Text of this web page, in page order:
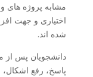
مشابه پروژه های
اختیاری و جهت
شده اند.
دانشجویان پس
پاسخ، رفع